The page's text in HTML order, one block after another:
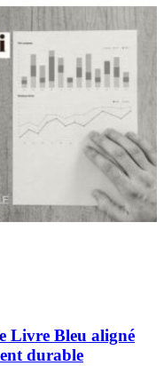
Livre Bleu aligné
durable